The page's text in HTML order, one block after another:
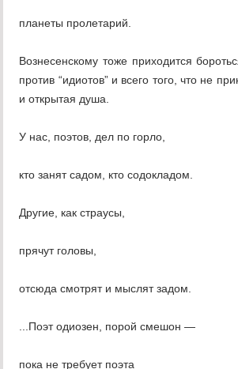
планеты пролетарий.
Вознесенскому тоже приходится
против “идиотов” и всего того, что не
и открытая душа.
У нас, поэтов, дел по горло,
кто занят садом, кто содокладом.
Другие, как страусы,
прячут головы,
отсюда смотрят и мыслят задом.
...Поэт одиозен, порой смешон —
пока не требует поэта